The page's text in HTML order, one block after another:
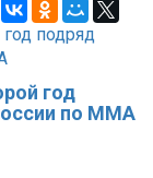
год
по MMA